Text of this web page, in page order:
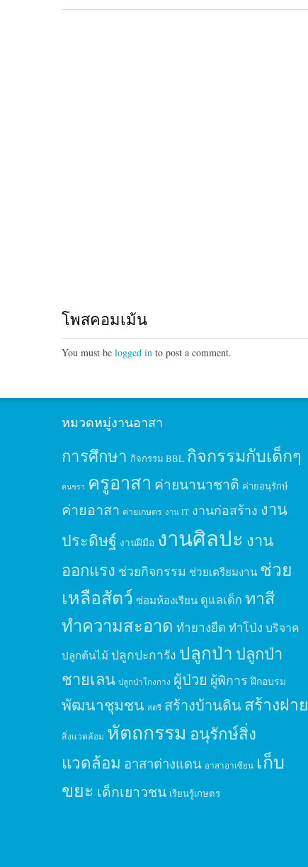
โพสคอมเม้น
You must be logged in to post a comment.
หมวดหมู่งานอาสา
การศึกษา กิจกรรม BBL กิจกรรมกับเด็กๆ
คนชรา ครูอาสา ค่ายนานาชาติ ค่ายอนุรักษ์
ค่ายอาสา ค่ายเกษตร งาน IT งานก่อสร้าง งาน
ประดิษฐ์ งานฝีมือ งานศิลปะ งาน
ออกแรง ช่วยกิจกรรม ช่วยเตรียมงาน ช่วย
เหลือสัตว์ ซ่อมห้องเรียน ดูแลเด็ก ทาสี
ทำความสะอาด ทำยางยืด ทำโป่ง บริจาค
ปลูกต้นไม้ ปลูกปะการัง ปลูกป่า ปลูกป่า
ชายเลน ปลูกป่าโกงกาง ผู้ป่วย ผู้พิการ ฝึกอบรม
พัฒนาชุมชน สตรี สร้างบ้านดินสร้างฝาย
สิ่งแวดล้อม หัตถกรรม อนุรักษ์สิ่ง
แวดล้อม อาสาต่างแดน อาสาอาเซียน เก็บ
ขยะ เด็กเยาวชน เรียนรู้เกษตร